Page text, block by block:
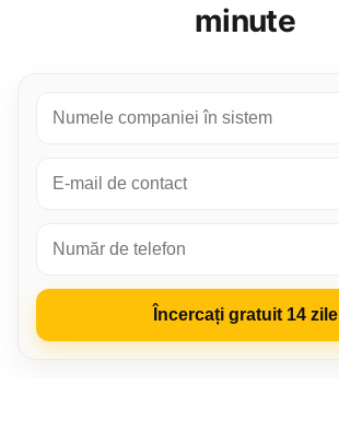
minute
Încercați gratuit 14 zile